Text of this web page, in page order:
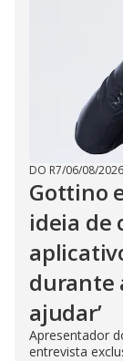
DO R7/06/08/2026
Gottino
ideia de
durante
ajudar’
Apresentador
entrevista